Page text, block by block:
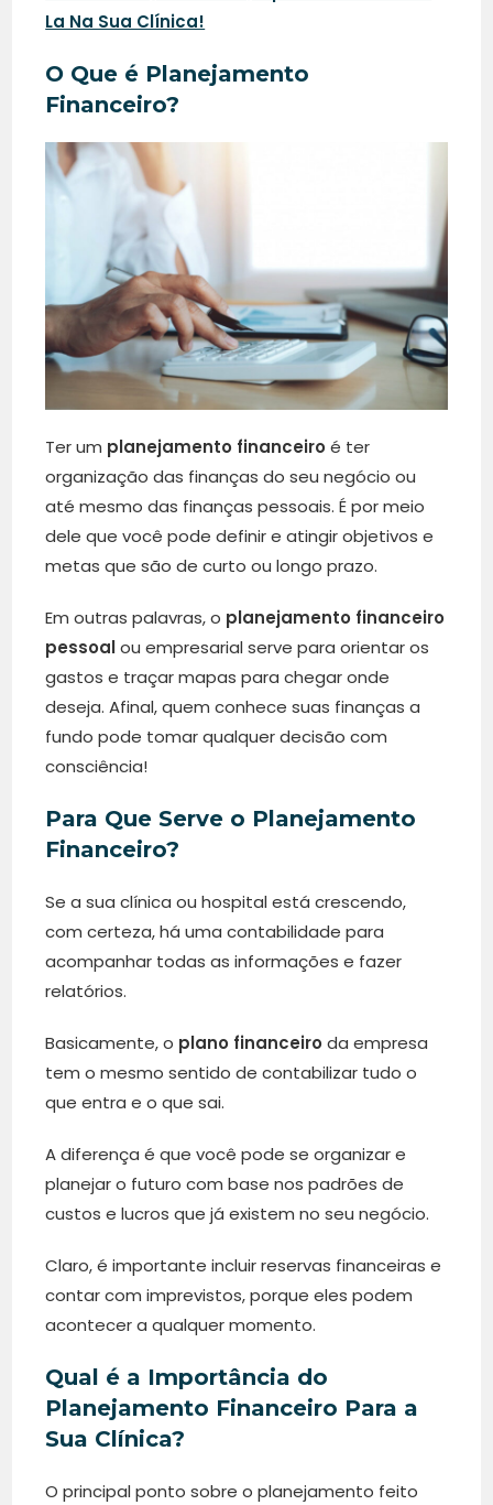
La Na Sua Clínica!
O Que é Planejamento
Financeiro?
Ter um planejamento financeiroé ter
organização das finanças do seu negócio ou
até mesmo das finanças pessoais. É por meio
dele que você pode definir e atingir objetivos e
metas que são de curto ou longo prazo.
Em outras palavras, o planejamento financeiro
pessoalou empresarial serve para orientar os
gastos e traçar mapas para chegar onde
deseja. Afinal, quem conhece suas finanças a
fundo pode tomar qualquer decisão com
consciência!
Para Que Serve o Planejamento
Financeiro?
Se a sua clínica ou hospital está crescendo,
com certeza, há uma contabilidade para
acompanhar todas as informações e fazer
relatórios.
Basicamente, o plano financeiroda empresa
tem o mesmo sentido de contabilizar tudo o
que entra e o que sai.
A diferença é que você pode se organizar e
planejar o futuro com base nos padrões de
custos e lucros que já existem no seu negócio.
Claro, é importante incluir reservas financeiras e
contar com imprevistos, porque eles podem
acontecer a qualquer momento.
Qual é a Importância do
Planejamento Financeiro Para a
Sua Clínica?
O principal ponto sobre o planejamento feito